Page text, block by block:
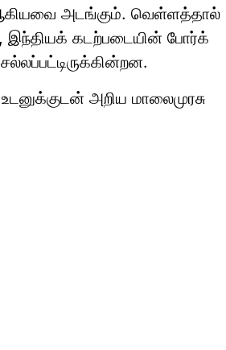
ஆகியவை அடங்கும். வெள்ளத்தால்
இந்தியக் கடற்படையின் போர்க்
அறிய மாலைமுரசு